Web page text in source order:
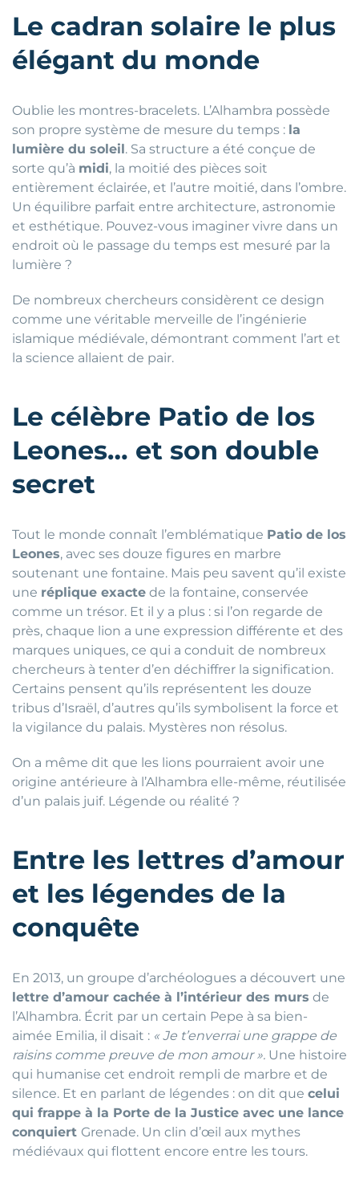
Le cadran solaire le plus
élégant du monde
Oublie les montres-bracelets. L’Alhambra possède
son propre système de mesure du temps : la
lumière du soleil . Sa structure a été conçue de
sorte qu’à midi, la moitié des pièces soit
entièrement éclairée, et l’autre moitié, dans l’ombre.
Un équilibre parfait entre architecture, astronomie
et esthétique. Pouvez-vous imaginer vivre dans un
endroit où le passage du temps est mesuré par la
lumière ?
De nombreux chercheurs considèrent ce design
comme une véritable merveille de l’ingénierie
islamique médiévale, démontrant comment l’art et
la science allaient de pair.
Le célèbre Patio de los
Leones… et son double
secret
Tout le monde connaît l’emblématique Patio de los
Leones, avec ses douze figures en marbre
soutenant une fontaine. Mais peu savent qu’il existe
une réplique exacte de la fontaine, conservée
comme un trésor. Et il y a plus : si l’on regarde de
près, chaque lion a une expression différente et des
marques uniques, ce qui a conduit de nombreux
chercheurs à tenter d’en déchiffrer la signification.
Certains pensent qu’ils représentent les douze
tribus d’Israël, d’autres qu’ils symbolisent la force et
la vigilance du palais. Mystères non résolus.
On a même dit que les lions pourraient avoir une
origine antérieure à l’Alhambra elle-même, réutilisée
d’un palais juif. Légende ou réalité ?
Entre les lettres d’amour
et les légendes de la
conquête
En 2013, un groupe d’archéologues a découvert une
lettre d’amour cachée à l’intérieur des murs de
l’Alhambra. Écrit par un certain Pepe à sa bien-
aimée Emilia, il disait : « Je t’enverrai une grappe de
raisins comme preuve de mon amour ». Une histoire
qui humanise cet endroit rempli de marbre et de
silence. Et en parlant de légendes : on dit que celui
qui frappe à la Porte de la Justice avec une lance
conquiert Grenade. Un clin d’œil aux mythes
médiévaux qui flottent encore entre les tours.